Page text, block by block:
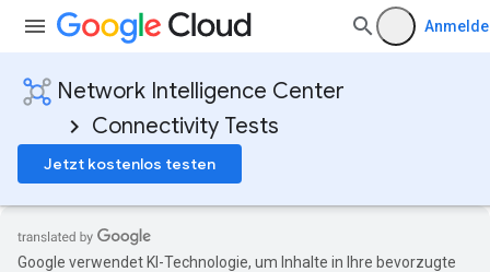
Network Intelligence Center
Connectivity Tests
Jetzt kostenlos testen
Google verwendet KI-Technologie, um Inhalte in Ihre bevorzugte